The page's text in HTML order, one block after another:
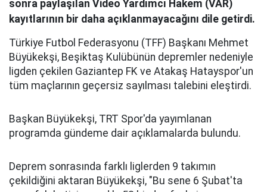
sonra paylaşılan Video Yardımcı Hakem (VAR)
kayıtlarının bir daha açıklanmayacağını dile getirdi.
Türkiye Futbol Federasyonu (TFF) Başkanı Mehmet
Büyükekşi, Beşiktaş Kulübünün depremler nedeniyle
ligden çekilen Gaziantep FK ve Atakaş Hatayspor'un
tüm maçlarının geçersiz sayılması talebini eleştirdi.
Başkan Büyükekşi, TRT Spor'da yayımlanan
programda gündeme dair açıklamalarda bulundu.
Deprem sonrasında farklı liglerden 9 takımın
çekildiğini aktaran Büyükekşi, "Bu sene 6 Şubat'ta